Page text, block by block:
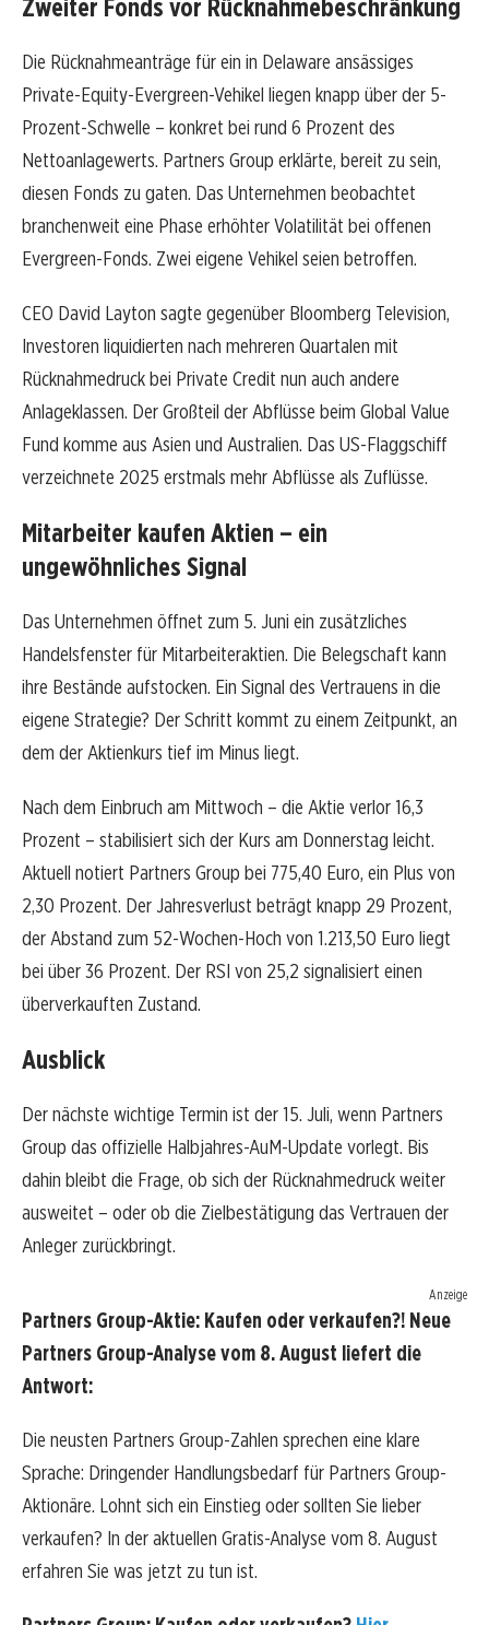
Zweiter Fonds vor Rücknahmebeschränkung
Die Rücknahmeanträge für ein in Delaware ansässiges
Private-Equity-Evergreen-Vehikel liegen knapp über der 5-
Prozent-Schwelle – konkret bei rund 6 Prozent des
Nettoanlagewerts. Partners Group erklärte, bereit zu sein,
diesen Fonds zu gaten. Das Unternehmen beobachtet
branchenweit eine Phase erhöhter Volatilität bei offenen
Evergreen-Fonds. Zwei eigene Vehikel seien betroffen.
CEO David Layton sagte gegenüber Bloomberg Television,
Investoren liquidierten nach mehreren Quartalen mit
Rücknahmedruck bei Private Credit nun auch andere
Anlageklassen. Der Großteil der Abflüsse beim Global Value
Fund komme aus Asien und Australien. Das US-Flaggschiff
verzeichnete 2025 erstmals mehr Abflüsse als Zuflüsse.
Mitarbeiter kaufen Aktien – ein
ungewöhnliches Signal
Das Unternehmen öffnet zum 5. Juni ein zusätzliches
Handelsfenster für Mitarbeiteraktien. Die Belegschaft kann
ihre Bestände aufstocken. Ein Signal des Vertrauens in die
eigene Strategie? Der Schritt kommt zu einem Zeitpunkt, an
dem der Aktienkurs tief im Minus liegt.
Nach dem Einbruch am Mittwoch – die Aktie verlor 16,3
Prozent – stabilisiert sich der Kurs am Donnerstag leicht.
Aktuell notiert Partners Group bei 775,40 Euro, ein Plus von
2,30 Prozent. Der Jahresverlust beträgt knapp 29 Prozent,
der Abstand zum 52-Wochen-Hoch von 1.213,50 Euro liegt
bei über 36 Prozent. Der RSI von 25,2 signalisiert einen
überverkauften Zustand.
Ausblick
Der nächste wichtige Termin ist der 15. Juli, wenn Partners
Group das offizielle Halbjahres-AuM-Update vorlegt. Bis
dahin bleibt die Frage, ob sich der Rücknahmedruck weiter
ausweitet – oder ob die Zielbestätigung das Vertrauen der
Anleger zurückbringt.
Anzeige
Partners Group-Aktie: Kaufen oder verkaufen?! Neue
Partners Group-Analyse vom 8. August liefert die
Antwort:
Die neusten Partners Group-Zahlen sprechen eine klare
Sprache: Dringender Handlungsbedarf für Partners Group-
Aktionäre. Lohnt sich ein Einstieg oder sollten Sie lieber
verkaufen? In der aktuellen Gratis-Analyse vom 8. August
erfahren Sie was jetzt zu tun ist.